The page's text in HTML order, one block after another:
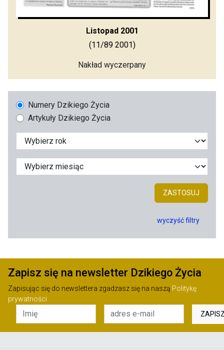
Listopad 2001
(11/89 2001)
Nakład wyczerpany
Numery Dzikiego Życia
Artykuły Dzikiego Życia
ZASTOSUJ
wyczyść filtry
Zapisz się na newsletter Dzikiego Życia
Zapisując się do newslettera zgadzasz się na naszą Politykę
prywatności